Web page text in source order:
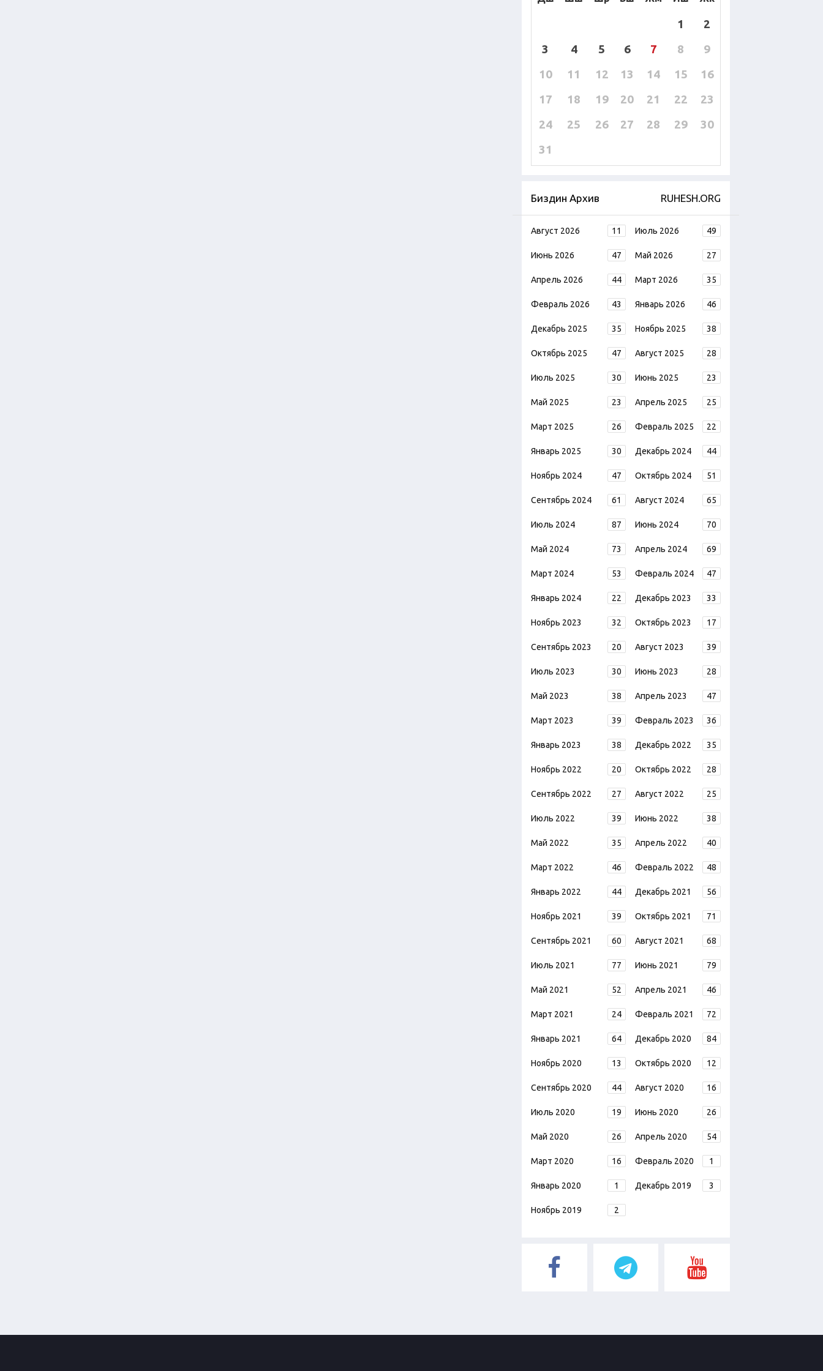
1
2
3
4 5 6 7 8
9
10
11 12 13 14 15
16
17
18 19 20 21 22
23
24
25 26 27 28 29
30
31
Биздин Архив RUHESH.ORG
Август 2026 11 Июль 2026 49
Июнь 2026 47 Май 2026 27
Апрель 2026 44 Март 2026 35
Февраль 2026 43 Январь 2026 46
Декабрь 2025 35 Ноябрь 2025 38
Октябрь 2025 47 Август 2025 28
Июль 2025 30 Июнь 2025 23
Май 2025 23 Апрель 2025 25
Март 2025 26 Февраль 2025 22
Январь 2025 30 Декабрь 2024 44
Ноябрь 2024 47 Октябрь 2024 51
Сентябрь 2024 61 Август 2024 65
Июль 2024 87 Июнь 2024 70
Май 2024 73 Апрель 2024 69
Март 2024 53 Февраль 2024 47
Январь 2024 22 Декабрь 2023 33
Ноябрь 2023 32 Октябрь 2023 17
Сентябрь 2023 20 Август 2023 39
Июль 2023 30 Июнь 2023 28
Май 2023 38 Апрель 2023 47
Март 2023 39 Февраль 2023 36
Январь 2023 38 Декабрь 2022 35
Ноябрь 2022 20 Октябрь 2022 28
Сентябрь 2022 27 Август 2022 25
Июль 2022 39 Июнь 2022 38
Май 2022 35 Апрель 2022 40
Март 2022 46 Февраль 2022 48
Январь 2022 44 Декабрь 2021 56
Ноябрь 2021 39 Октябрь 2021 71
Сентябрь 2021 60 Август 2021 68
Июль 2021 77 Июнь 2021 79
Май 2021 52 Апрель 2021 46
Март 2021 24 Февраль 2021 72
Январь 2021 64 Декабрь 2020 84
Ноябрь 2020 13 Октябрь 2020 12
Сентябрь 2020 44 Август 2020 16
Июль 2020 19 Июнь 2020 26
Май 2020 26 Апрель 2020 54
Март 2020 16 Февраль 2020 1
Январь 2020 1 Декабрь 2019 3
Ноябрь 2019 2